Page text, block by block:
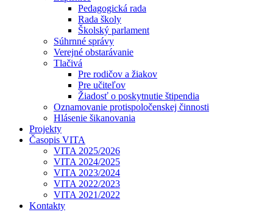
Pedagogická rada
Rada školy
Školský parlament
Súhrnné správy
Verejné obstarávanie
Tlačivá
Pre rodičov a žiakov
Pre učiteľov
Žiadosť o poskytnutie štipendia
Oznamovanie protispoločenskej činnosti
Hlásenie šikanovania
Projekty
Časopis VITA
VITA 2025/2026
VITA 2024/2025
VITA 2023/2024
VITA 2022/2023
VITA 2021/2022
Kontakty